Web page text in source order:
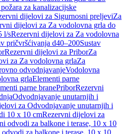
za kanalizacijske
dijelovi za Sigurnosni preljeviZa
dijelovi za Za vodolovna grla do
l/sRezervni dijelovi za Za vodolovna
pričvršćivanja d40–200Sustav
Rezervni dijelovi za PriborZa
za Za vodolovna grlaZa
odvodnjavanjeVodolovna
grlaElementi parne
parne branePriborRezervni
Odvodnjavanje unutarnjih i
za Odvodnjavanje unutarnjih i
10 x 10 cmRezervni dijelovi za
odvodi za balkone i terase, 10 x 10
za balkone i terase, 10 x 10